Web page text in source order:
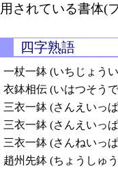
用されている書体(
四字熟語
一杖一鉢 (いちじょう
衣鉢相伝 (いはつそう
三衣一鉢 (さんえいっ
三衣一鉢 (さんえいっ
三衣一鉢 (さんねいっ
趙州先鉢 (ちょうしゅ